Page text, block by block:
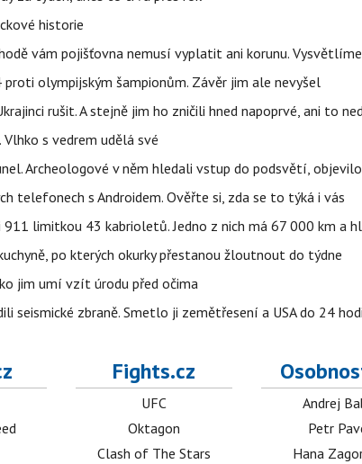
historie
vám pojišťovna nemusí vyplatit ani korunu.
olympijským šampionům. Závěr jim ale nevyšel
rušit. A stejně jim ho zničili hned napoprvé, ani to
s vedrem udělá své
Archeologové v něm hledali vstup do podsvětí,
telefonech s Androidem. Ověřte si, zda se to týká i vás
limitkou 43 kabrioletů. Jedno z nich má 67 000 km a
po kterých okurky přestanou žloutnout do týdne
jim umí vzít úrodu před očima
seismické zbraně. Smetlo ji zemětřesení a USA do 24
Fights.cz
UFC
Oktagon
Clash of The Stars
Andrej
Petr
Hana